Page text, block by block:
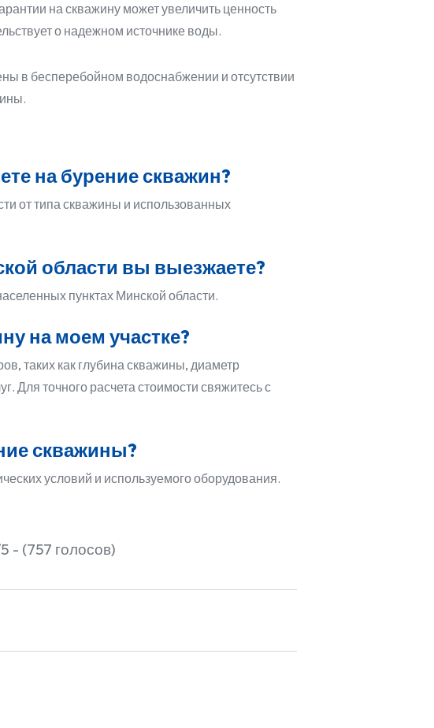
на скважину может увеличить ценность
о надежном источнике воды.
в бесперебойном водоснабжении и отсутствии
на бурение скважин?
от типа скважины и использованных
области вы выезжаете?
пунктах Минской области.
на моем участке?
таких как глубина скважины, диаметр
Для точного расчета стоимости свяжитесь с
скважины?
условий и используемого оборудования.
- (757 голосов)